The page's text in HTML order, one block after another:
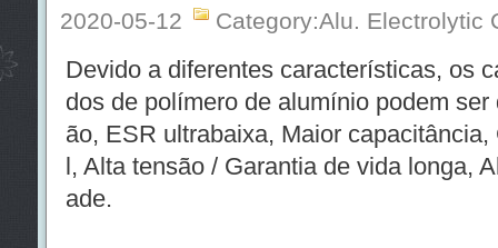
2020-05-12 Category:Alu. Electrolytic
Devido a diferentes características, os
dos de polímero de alumínio podem
ão, ESR ultrabaixa, Maior
l, Alta tensão / Garantia de vida longa,
ade.